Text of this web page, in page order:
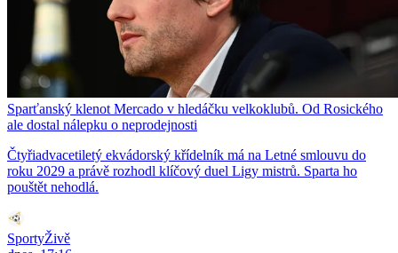
Sparťanský klenot Mercado v hledáčku velkoklubů. Od Rosického
ale dostal nálepku o neprodejnosti
Čtyřiadvacetiletý ekvádorský křídelník má na Letné smlouvu do
roku 2029 a právě rozhodl klíčový duel Ligy mistrů. Sparta ho
pouštět nehodlá.
SportyŽivě